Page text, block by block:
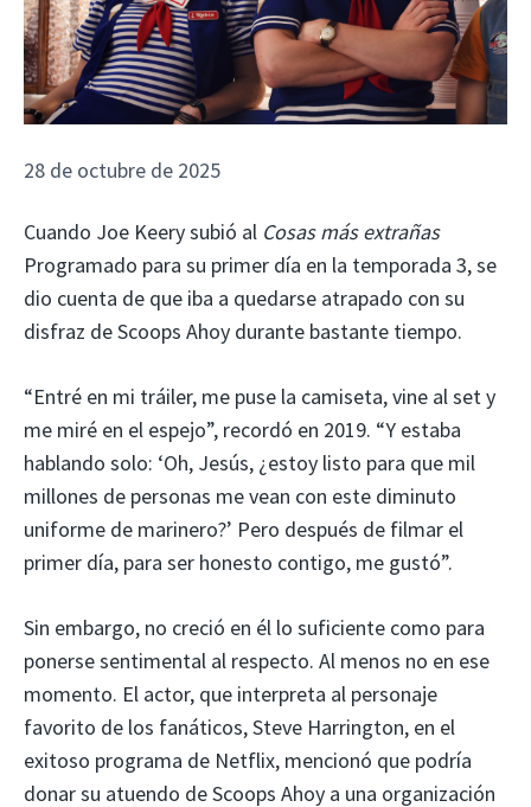
28 de octubre de 2025
Cuando Joe Keery subió al Cosas más extrañas
Programado para su primer día en la temporada 3, se
dio cuenta de que iba a quedarse atrapado con su
disfraz de Scoops Ahoy durante bastante tiempo.
“Entré en mi tráiler, me puse la camiseta, vine al set y
me miré en el espejo”, recordó en 2019. “Y estaba
hablando solo: ‘Oh, Jesús, ¿estoy listo para que mil
millones de personas me vean con este diminuto
uniforme de marinero?’ Pero después de filmar el
primer día, para ser honesto contigo, me gustó”.
Sin embargo, no creció en él lo suficiente como para
ponerse sentimental al respecto. Al menos no en ese
momento. El actor, que interpreta al personaje
favorito de los fanáticos, Steve Harrington, en el
exitoso programa de Netflix, mencionó que podría
donar su atuendo de Scoops Ahoy a una organización